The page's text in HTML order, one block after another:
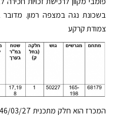
בשכונת נגה במצפה רמון. מדובר
צמודת קרקע